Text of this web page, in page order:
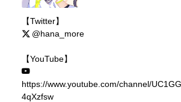
【Twitter】
@hana_more
【YouTube】
https://www.youtube.com/channel/
4qXzfsw